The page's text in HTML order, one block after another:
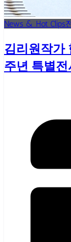
News & Hot Clips
김리원작가
주년 특별